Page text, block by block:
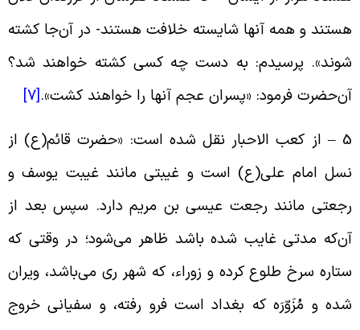
و همه آنها شایسته خلافت هستند- در آن‌جا کشته
پرسیدم: به دست چه کسى کشته خواهند شد؟
فرمود: «پسران عجم آنها را خواهند کشت».[7]
5 – از کعب الاحبار نقل شده است: «حضرت قائم(ع) از
امام على(ع) است و غیبتى مانند غیبت یوسف و
مانند رجعت عیسى بن مریم دارد. سپس بعد از
مدتى غایب شده باشد ظاهر می‌شود؛ در وقتى که
سرخ طلوع کرده و زوراء، که شهر رى می‌باشد، ویران
و مُزَوّرَه که بغداد است فرو رفته، و سفیانى خروج